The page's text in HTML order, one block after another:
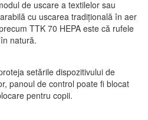
de uscare a textilelor sau
cu uscarea tradițională în aer
TTK 70 HEPA este că rufele
natură.
setările dispozitivului de
panoul de control poate fi blocat
pentru copii.